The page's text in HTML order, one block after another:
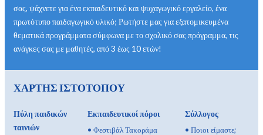
σας, ψάχνετε για ένα εκπαιδευτικό και ψυχαγωγικό εργαλείο, ένα
πρωτότυπο παιδαγωγικό υλικό; Ρωτήστε μας για εξατομικευμένα
θεματικά προγράμματα σύμφωνα με το σχολικό σας πρόγραμμα, τις
ανάγκες σας με μαθητές, από 3 έως 10 ετών!
ΧΑΡΤΗΣ ΙΣΤΟΤΟΠΟΥ
Πύλη παιδικών
ταινιών
Εκπαιδευτικοί πόροι
• Φεστιβάλ Τακοράμα
Σύλλογος
•Ποιοι είμαστε;